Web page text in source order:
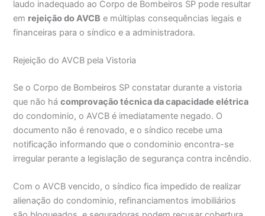
laudo inadequado ao Corpo de Bombeiros SP pode resultar
em rejeição do AVCB e múltiplas consequências legais e
financeiras para o síndico e a administradora.
Rejeição do AVCB pela Vistoria
Se o Corpo de Bombeiros SP constatar durante a vistoria
que não hácomprovação técnica da capacidade elétrica
do condominio, o AVCB é imediatamente negado. O
documento não é renovado, e o síndico recebe uma
notificação informando que o condominio encontra-se
irregular perante a legislação de segurança contra incêndio.
Com o AVCB vencido, o síndico fica impedido de realizar
alienação do condominio, refinanciamentos imobiliários